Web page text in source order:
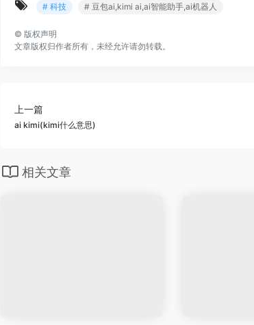
# 科技 # 豆包ai,kimi ai,ai智能助手,ai机器人
© 版权声明
文章版权归作者所有，未经允许请勿转载。
上一篇
ai kimi(kimi什么意思)
相关文章